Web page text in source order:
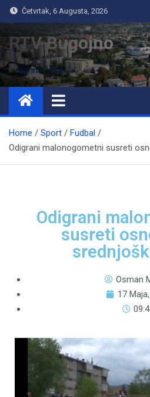
Četvrtak, 6 Augusta, 2026
RTV Bugojno
Home Sport
Fudbal
Odigrani malonogometni susreti
Odigrani
susreti
Osman
17